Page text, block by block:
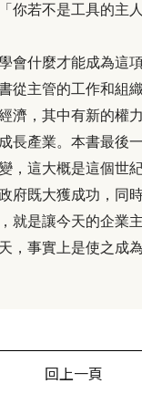
你若不是工具的主
會什麼才能成為這
從主管的工作和組
濟，其中有新的權
長產業。本書最後
，這大概是這個世
府既大獲成功，同
就是讓今天的企業
，事實上是使之成
回上一頁